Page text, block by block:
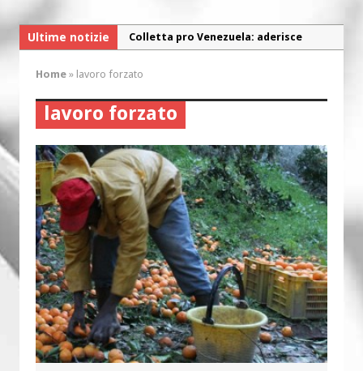
Ultime notizie
Colletta pro Venezuela: aderisce
Fine vita: la Chiesa Cattolica inglese si
mobilita contro il suicidio assistito
Torna la festa della Madonnina a
Montesilvano: “Tanta la devozione”
Torna la festa di Sant’Andrea:
“Chiediamogli di legarci al bene”
“Chiediamo al Signore di capire ciò che
è buono, giusto e santo per la nostra
vita”
Home » lavoro forzato
lavoro forzato